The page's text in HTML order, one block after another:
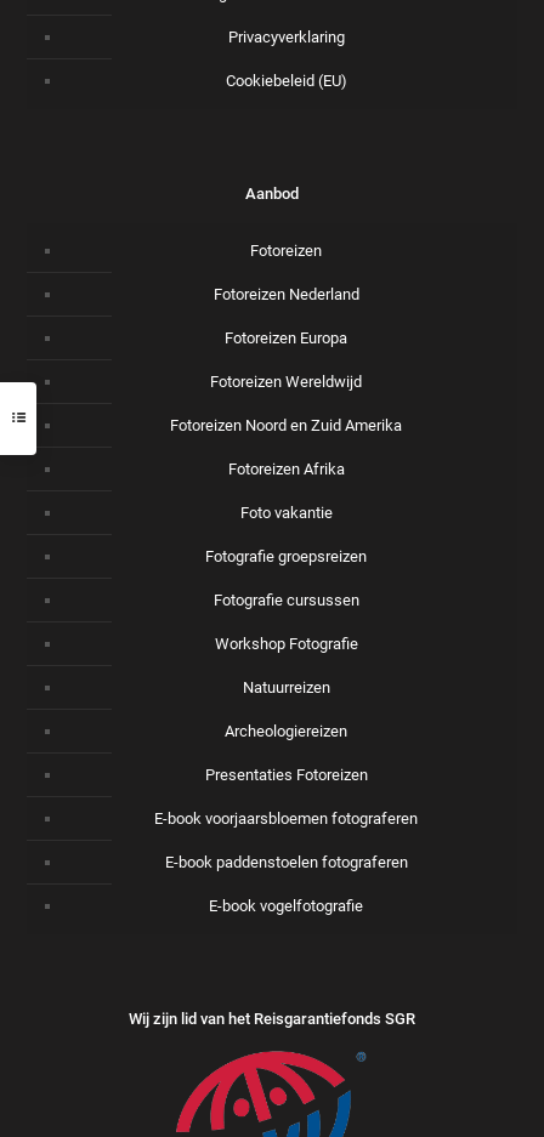
Privacyverklaring
Cookiebeleid (EU)
Aanbod
Fotoreizen
Fotoreizen Nederland
Fotoreizen Europa
Fotoreizen Wereldwijd
Fotoreizen Noord en Zuid Amerika
Fotoreizen Afrika
Foto vakantie
Fotografie groepsreizen
Fotografie cursussen
Workshop Fotografie
Natuurreizen
Archeologiereizen
Presentaties Fotoreizen
E-book voorjaarsbloemen fotograferen
E-book paddenstoelen fotograferen
E-book vogelfotografie
Wij zijn lid van het Reisgarantiefonds SGR